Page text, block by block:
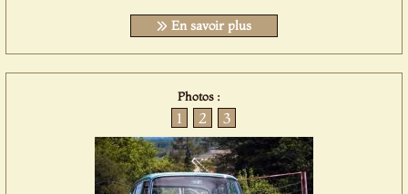
En savoir plus
Photos :
1 2 3